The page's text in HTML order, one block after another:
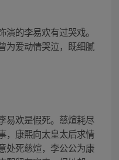
的李易欢有过哭戏。
为爱动情哭泣，既细腻
易欢是假死。慈煊耗尽
，康熙向太皇太后求情
处死慈煊，李公公为康